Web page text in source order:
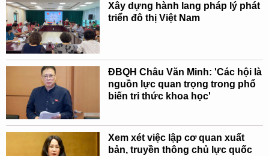
Xây dựng hành lang pháp lý phát
triển đô thị Việt Nam
ĐBQH Châu Văn Minh: 'Các hội là
nguồn lực quan trọng trong phổ
biến tri thức khoa học'
Xem xét việc lập cơ quan xuất
bản, truyền thông chủ lực quốc